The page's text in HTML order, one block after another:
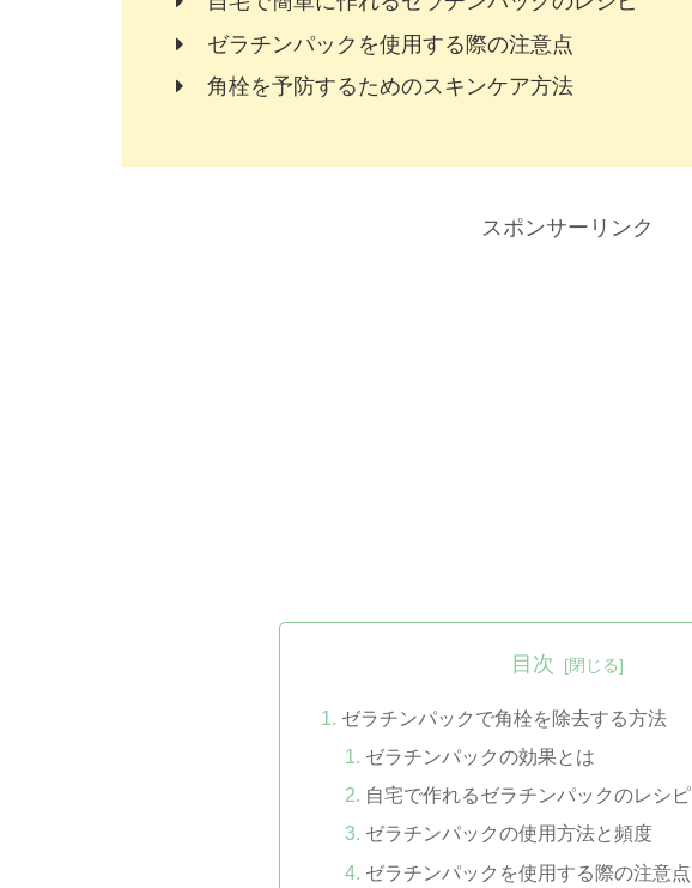
ゼラチンパックを使用する際の注意点
角栓を予防するためのスキンケア方法
スポンサーリンク
目次
ゼラチンパックで角栓を除去する方法
ゼラチンパックの効果とは
自宅で作れるゼラチンパックのレシピ
ゼラチンパックの使用方法と頻度
ゼラチンパックを使用する際の注意点